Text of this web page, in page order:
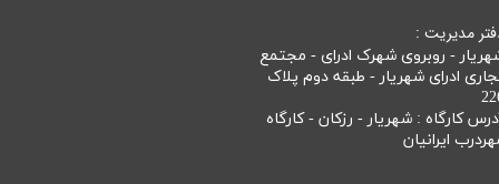
مدیریت :
- روبروی شهرک ادرای - مجتمع
ادرای شهریار - طبقه دوم پلاک
کارگاه : شهریار - رزکان - کارگاه
ایرانیان